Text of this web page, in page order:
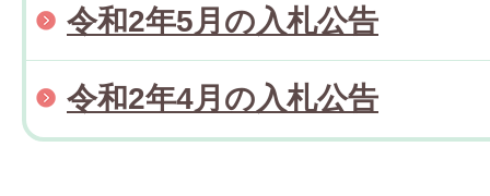
令和2年5月の入札公告
令和2年4月の入札公告